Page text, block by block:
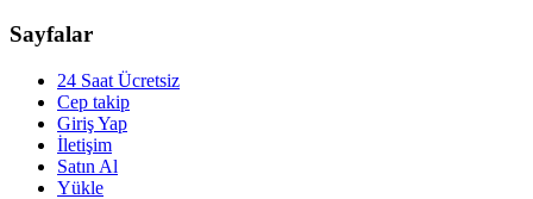
Sayfalar
24 Saat Ücretsiz
Cep takip
Giriş Yap
İletişim
Satın Al
Yükle